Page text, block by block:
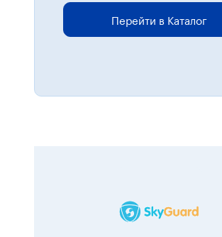
Перейти в Каталог